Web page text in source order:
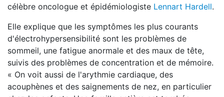
célèbre oncologue et épidémiologiste Lennart Hardell.
Elle explique que les symptômes les plus courants
d'électrohypersensibilité sont les problèmes de
sommeil, une fatigue anormale et des maux de tête,
suivis des problèmes de concentration et de mémoire.
« On voit aussi de l'arythmie cardiaque, des
acouphènes et des saignements de nez, en particulier